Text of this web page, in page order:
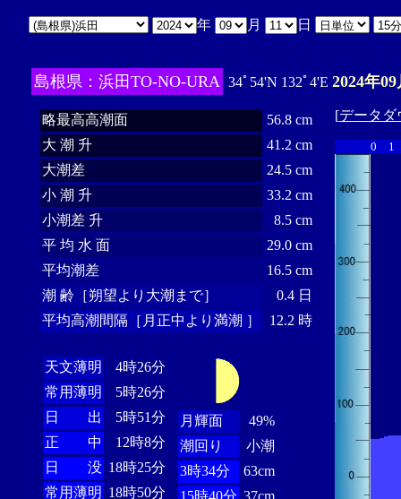
年 月 日
島根県：浜田TO-NO-URA 34ﾟ54'N 132ﾟ4'E 2024年
略最高高潮面
56.8 cm
大 潮 升
41.2 cm
大潮差
24.5 cm
小 潮 升
33.2 cm
小潮差 升
8.5 cm
平 均 水 面
29.0 cm
平均潮差
16.5 cm
潮 齢［朔望より大潮まで］
0.4 日
平均高潮間隔［月正中より満潮 ］
12.2 時
天文薄明
4時26分
常用薄明
5時26分
日 出
5時51分
正 中
12時8分
日 没 18時25分
常用薄明 18時50分
月輝面
49%
潮回り
小潮
3時34分
63cm
15時40分 37cm
[データダ
0 1